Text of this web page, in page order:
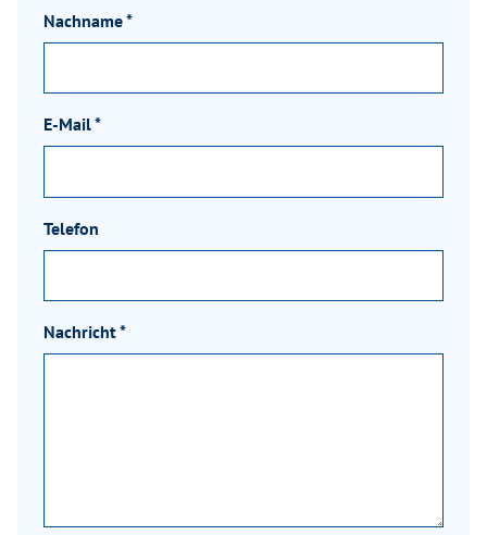
Nachname*
E-Mail*
Telefon
Nachricht*